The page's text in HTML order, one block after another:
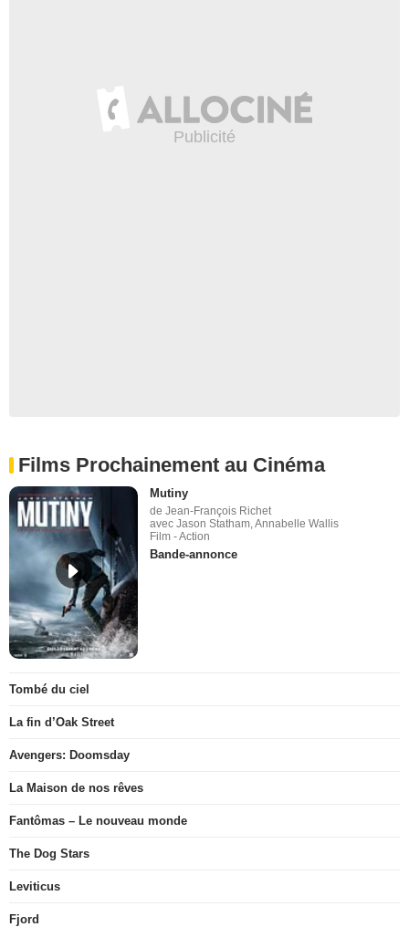
Films Prochainement au Cinéma
Mutiny
de Jean-François Richet
avec Jason Statham, Annabelle Wallis
Film - Action
Bande-annonce
Tombé du ciel
La fin d’Oak Street
Avengers: Doomsday
La Maison de nos rêves
Fantômas – Le nouveau monde
The Dog Stars
Leviticus
Fjord